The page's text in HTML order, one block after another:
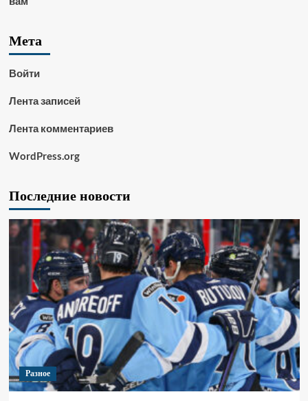
Мета
Войти
Лента записей
Лента комментариев
WordPress.org
Последние новости
Разное